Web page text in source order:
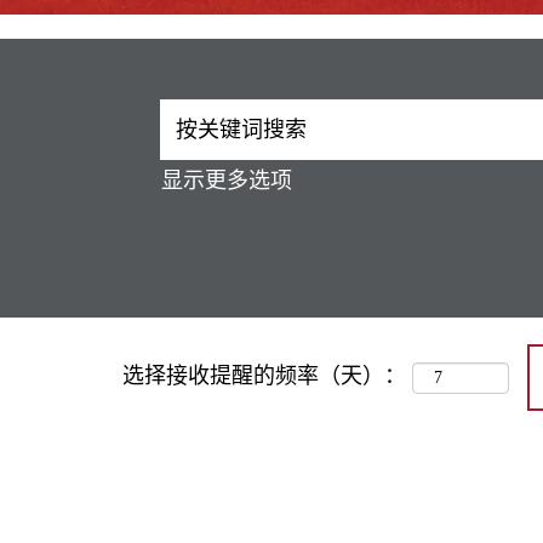
显示更多选项
选择接收提醒的频率（天）：